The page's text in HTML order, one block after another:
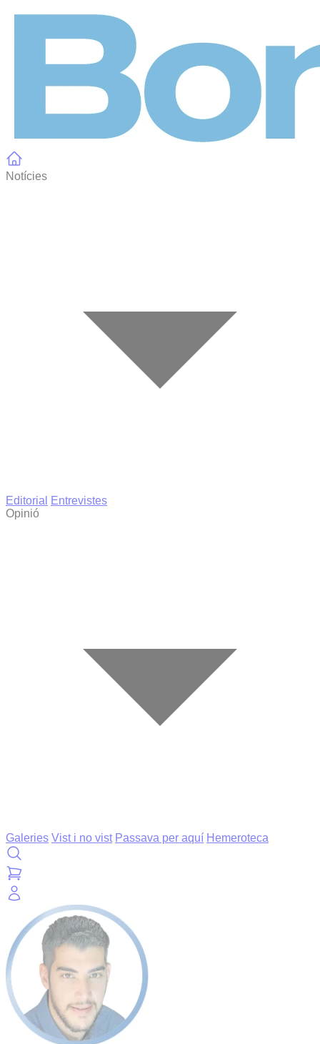
Notícies
Editorial
Entrevistes
Opinió
Galeries Vist i no vist Passava per aquí Hemeroteca